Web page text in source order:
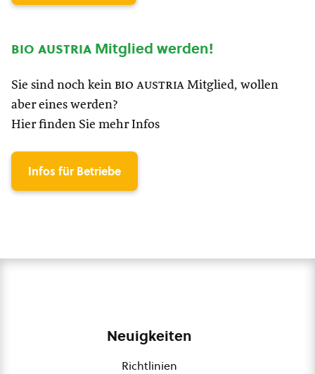
bio austria Mitglied werden!
Sie sind noch kein bio austria Mitglied, wollen
aber eines werden?
Hier finden Sie mehr Infos
Infos für Betriebe
Neuigkeiten
Richtlinien